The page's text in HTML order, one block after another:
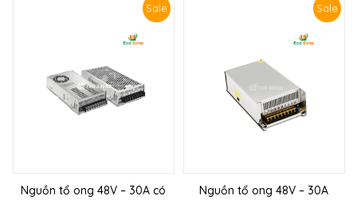
Sale
Nguồn tổ ong 48V – 30A có
Sale
Nguồn tổ ong 48V – 30A